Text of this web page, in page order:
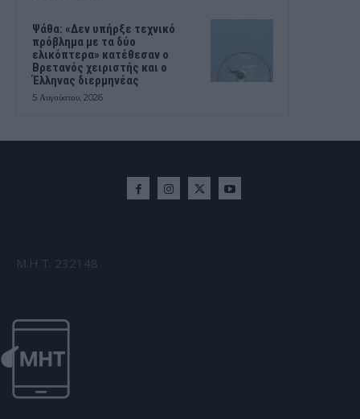
Ψάθα: «Δεν υπήρξε τεχνικό
πρόβλημα με τα δύο
ελικόπτερα» κατέθεσαν ο
Βρετανός χειριστής και ο
Έλληνας διερμηνέας
5 Αυγούστου, 2026
Μ.Η.Τ. 232148